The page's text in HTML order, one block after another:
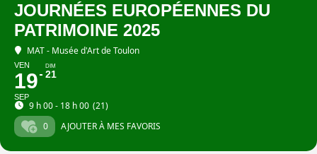
JOURNÉES EUROPÉENNES DU
PATRIMOINE 2025
MAT - Musée d'Art de Toulon
VEN
19
SEP
DIM
21
9 h 00 - 18 h 00 (21)
0
AJOUTER À MES FAVORIS